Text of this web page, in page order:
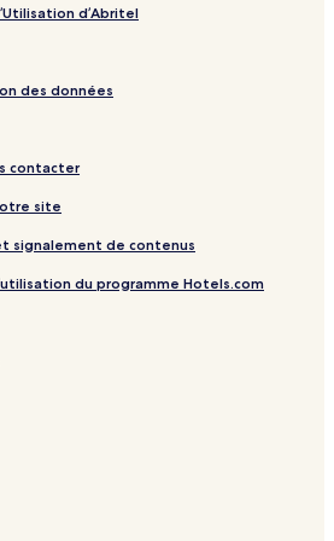
d’Abritel
des données
contacter
site
signalement de contenus
du programme Hotels.com